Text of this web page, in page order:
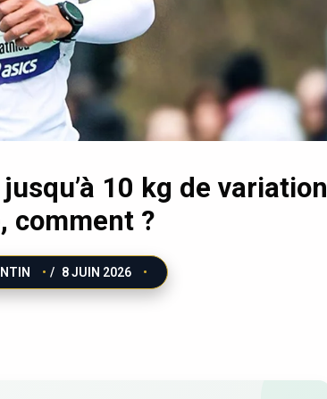
10 kg de variation
comment ?
/ 8 JUIN 2026